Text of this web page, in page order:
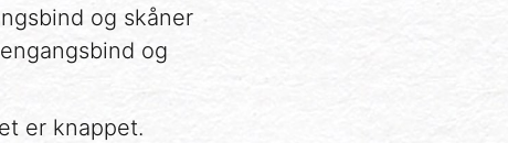
og skåner
og
er knappet.